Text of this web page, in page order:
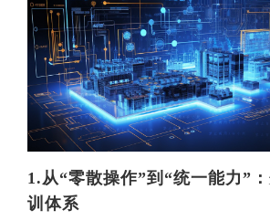
1.从“零散操作”到“统一能力”
训体系